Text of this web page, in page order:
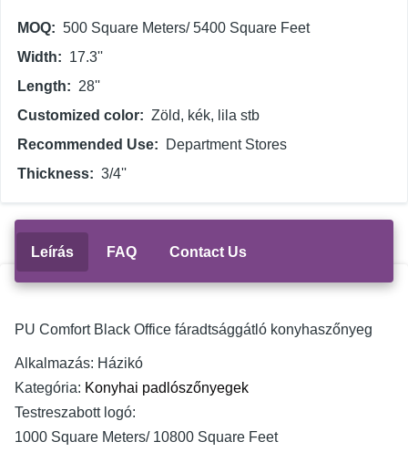
MOQ
500 Square Meters/ 5400 Square Feet
Width
17.3''
Length
28''
Customized color
Zöld, kék, lila stb
Recommended Use
Department Stores
Thickness
3/4''
Leírás FAQ Contact Us
PU Comfort Black Office fáradtsággátló konyhaszőnyeg
Alkalmazás: Házikó
Kategória: Konyhai padlószőnyegek
Testreszabott logó:
1000 Square Meters/ 10800 Square Feet